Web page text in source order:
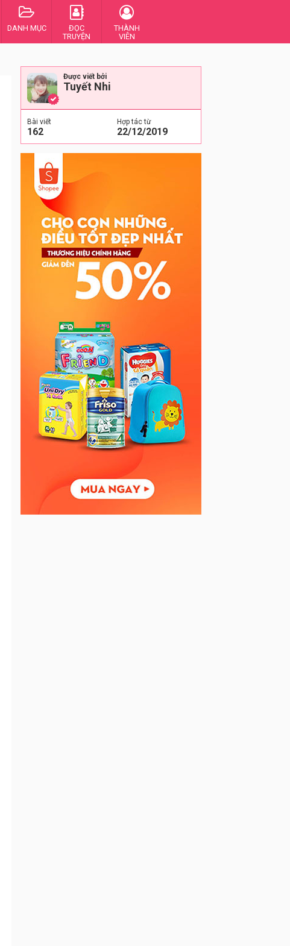
DANH MỤC
ĐỌC
TRUYỆN
THÀNH
VIÊN
Được viết bởi
Tuyết Nhi
Bài viết
162
Hợp tác từ
22/12/2019